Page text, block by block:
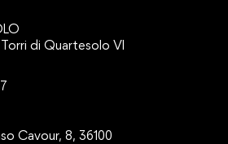
di Quartesolo VI
Cavour, 8, 36100